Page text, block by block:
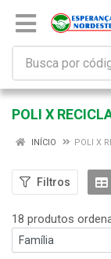
POLI X
INÍCIO POLI X
Filtros
18 produtos